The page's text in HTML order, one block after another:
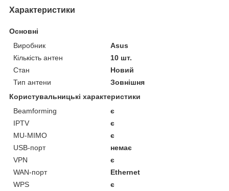
Характеристики
Основні
Виробник
Asus
Кількість антен
10 шт.
Стан
Новий
Тип антени
Зовнішня
Користувальницькі характеристики
Beamforming
є
IPTV
є
MU-MIMO
є
USB-порт
немає
VPN
є
WAN-порт
Ethernet
WPS
є